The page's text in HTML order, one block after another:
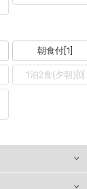
朝食付 1
1泊2食(夕朝) 0